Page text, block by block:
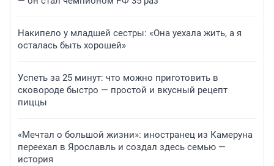
Накипело у младшей сестры: «Она уехала жить, а я
осталась быть хорошей»
Успеть за 25 минут: что можно приготовить в
сковороде быстро — простой и вкусный рецепт
пиццы
«Мечтал о большой жизни»: иностранец из Камеруна
переехал в Ярославль и создал здесь семью —
история